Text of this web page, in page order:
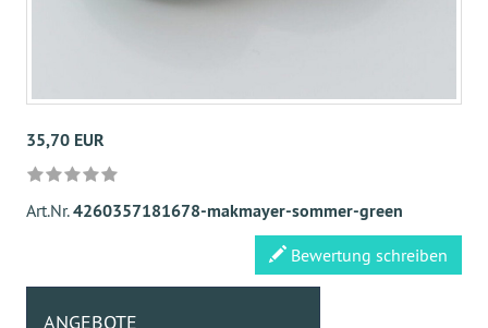
35,70 EUR
Art.Nr.4260357181678-makmayer-sommer-green
Bewertung schreiben
ANGEBOTE